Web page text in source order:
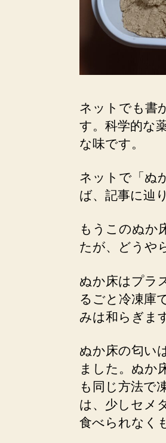
ネットでも書
す。科学的な
な味です。
ネットで「
ば、記事に辿
もうこのぬか
たが、どうや
ぬか床はプラ
るごと冷凍庫
みは和らぎま
ぬか床の匂い
ました。ぬか
も同じ方法で
は、少しセメ
食べられなく